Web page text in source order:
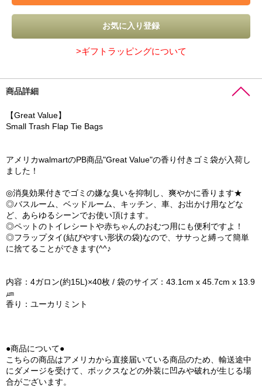
>ギフトラッピングについて
商品詳細
【Great Value】
Small Trash Flap Tie Bags
アメリカwalmartのPB商品"Great Value"の香り付きゴミ袋が入荷し
ました！
◎消臭効果付きでゴミの嫌な臭いを抑制し、爽やかに香ります★
◎バスルーム、ベッドルーム、キッチン、車、お出かけ用などな
ど、あらゆるシーンでお使い頂けます。
◎ペットのトイレシートや赤ちゃんのおむつ用にも便利ですよ！
◎フラップタイ(結びやすい形状の袋)なので、ササっと縛って簡単
に捨てることができます(^^♪
内容：4ガロン(約15L)×40枚 / 袋のサイズ：43.1cm x 45.7cm x 13.9
㎛
香り：ユーカリミント
●商品について●
こちらの商品はアメリカから直接届いている商品のため、輸送途中
にダメージを受けて、ボックスなどの外装に凹みや破れが生じる場
合がございます。